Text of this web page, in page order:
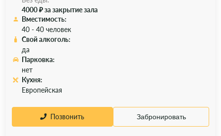
4000 ₽ за закрытие зала
Вместимость:
40 - 40 человек
Свой алкоголь:
да
Парковка:
нет
Кухня:
Европейская
Позвонить Забронировать